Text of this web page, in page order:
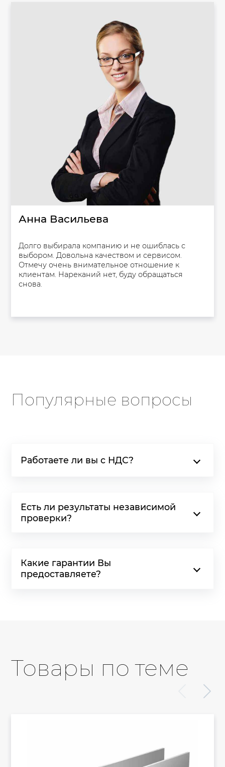
Анна Васильева
Долго выбирала компанию и не ошиблась с
выбором. Довольна качеством и сервисом.
Отмечу очень внимательное отношение к
клиентам. Нареканий нет, буду обращаться
снова.
Популярные вопросы
Работаете ли вы с НДС?
Есть ли результаты независимой
проверки?
Какие гарантии Вы
предоставляете?
Товары по теме